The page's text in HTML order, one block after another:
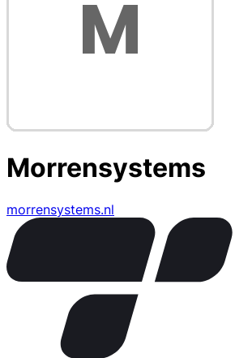
Morrensystems
morrensystems.nl